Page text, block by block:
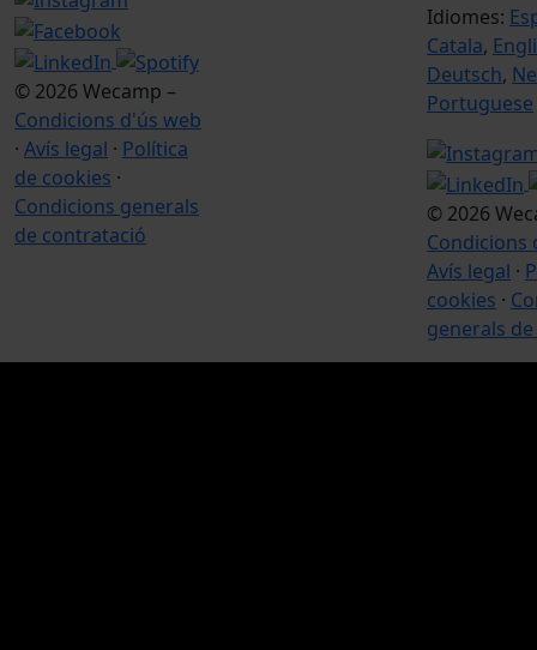
© 2026 Wecamp –
Condicions d'ús web
· Avís legal · Política
de cookies ·
Condicions generals
de contratació
Idiomes:
Catala,
Deutsch,
Portuguese
© 2026
Condicions
Avís legal ·
cookies ·
generals